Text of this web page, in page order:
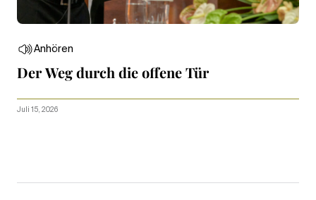
Anhören
Der Weg durch die offene Tür
Juli 15, 2026